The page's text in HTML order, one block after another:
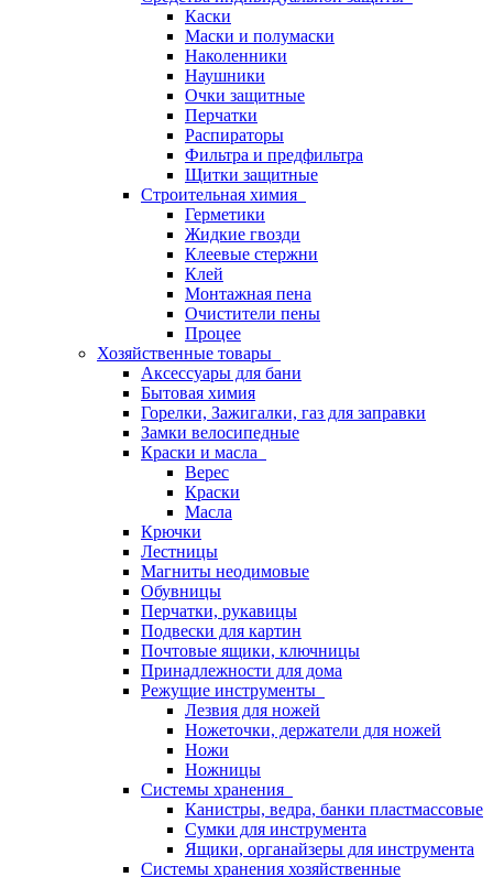
Каски
Маски и полумаски
Наколенники
Наушники
Очки защитные
Перчатки
Распираторы
Фильтра и предфильтра
Щитки защитные
Строительная химия
Герметики
Жидкие гвозди
Клеевые стержни
Клей
Монтажная пена
Очистители пены
Процее
Хозяйственные товары
Аксессуары для бани
Бытовая химия
Горелки, Зажигалки, газ для заправки
Замки велосипедные
Краски и масла
Верес
Краски
Масла
Крючки
Лестницы
Магниты неодимовые
Обувницы
Перчатки, рукавицы
Подвески для картин
Почтовые ящики, ключницы
Принадлежности для дома
Режущие инструменты
Лезвия для ножей
Ножеточки, держатели для ножей
Ножи
Ножницы
Системы хранения
Канистры, ведра, банки пластмассовые
Сумки для инструмента
Ящики, органайзеры для инструмента
Системы хранения хозяйственные